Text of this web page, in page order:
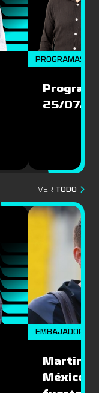
PROGRAMAS
25/07/
VER TODO
EMBAJADORES
Martin
México: